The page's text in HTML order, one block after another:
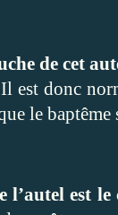
de cet
est donc
le
l’autel est le